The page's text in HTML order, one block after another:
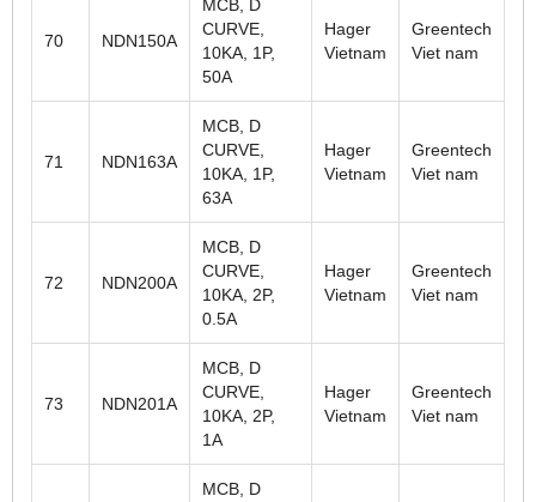
70 NDN150A
MCB, D
CURVE,
10KA, 1P,
50A
Hager
Vietnam
Greentech
Viet nam
71 NDN163A
MCB, D
CURVE,
10KA, 1P,
63A
Hager
Vietnam
Greentech
Viet nam
72 NDN200A
MCB, D
CURVE,
10KA, 2P,
0.5A
Hager
Vietnam
Greentech
Viet nam
73 NDN201A
MCB, D
CURVE,
10KA, 2P,
1A
Hager
Vietnam
Greentech
Viet nam
MCB, D